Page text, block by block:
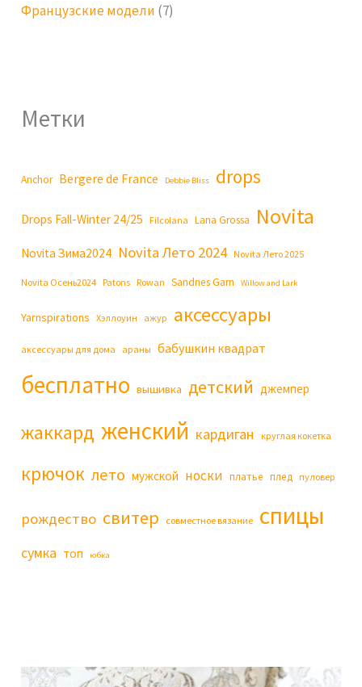
Французские модели (7)
Метки
Anchor Bergere de France Debbie Bliss drops
Drops Fall-Winter 24/25 Filcolana Lana Grossa Novita
Novita Зима2024 Novita Лето 2024 Novita Лето 2025
Novita Осень2024 Patons Rowan Sandnes Garn Willow and Lark
Yarnspirations Хэллоуин ажур аксессуары
аксессуары для дома араны бабушкин квадрат
бесплатно вышивка детский джемпер
жаккард женский кардиган круглая кокетка
крючок лето мужской носки платье плед пуловер
рождество свитер совместное вязание спицы
сумка топ юбка